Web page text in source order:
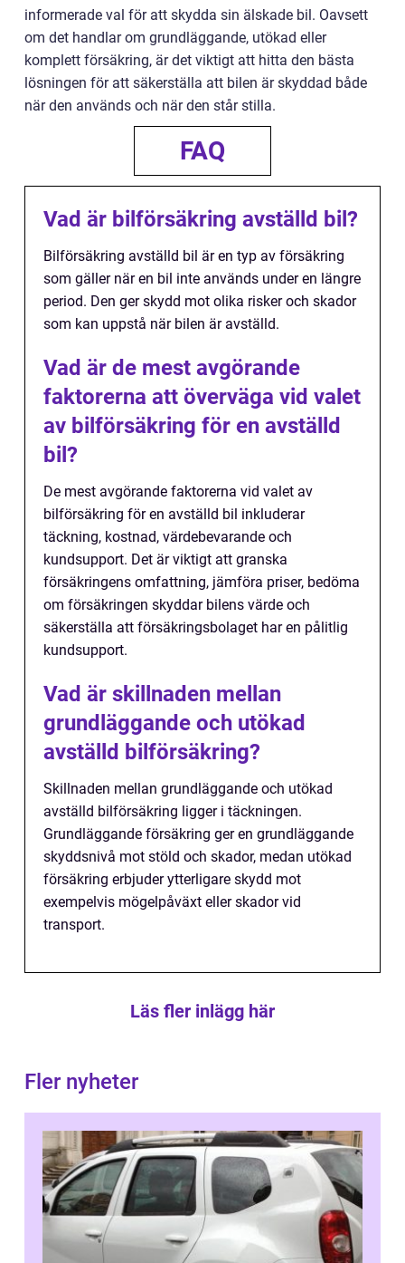
informerade val för att skydda sin älskade bil. Oavsett
om det handlar om grundläggande, utökad eller
komplett försäkring, är det viktigt att hitta den bästa
lösningen för att säkerställa att bilen är skyddad både
när den används och när den står stilla.
FAQ
Vad är bilförsäkring avställd bil?
Bilförsäkring avställd bil är en typ av försäkring
som gäller när en bil inte används under en längre
period. Den ger skydd mot olika risker och skador
som kan uppstå när bilen är avställd.
Vad är de mest avgörande
faktorerna att överväga vid valet
av bilförsäkring för en avställd
bil?
De mest avgörande faktorerna vid valet av
bilförsäkring för en avställd bil inkluderar
täckning, kostnad, värdebevarande och
kundsupport. Det är viktigt att granska
försäkringens omfattning, jämföra priser, bedöma
om försäkringen skyddar bilens värde och
säkerställa att försäkringsbolaget har en pålitlig
kundsupport.
Vad är skillnaden mellan
grundläggande och utökad
avställd bilförsäkring?
Skillnaden mellan grundläggande och utökad
avställd bilförsäkring ligger i täckningen.
Grundläggande försäkring ger en grundläggande
skyddsnivå mot stöld och skador, medan utökad
försäkring erbjuder ytterligare skydd mot
exempelvis mögelpåväxt eller skador vid
transport.
Läs fler inlägg här
Fler nyheter